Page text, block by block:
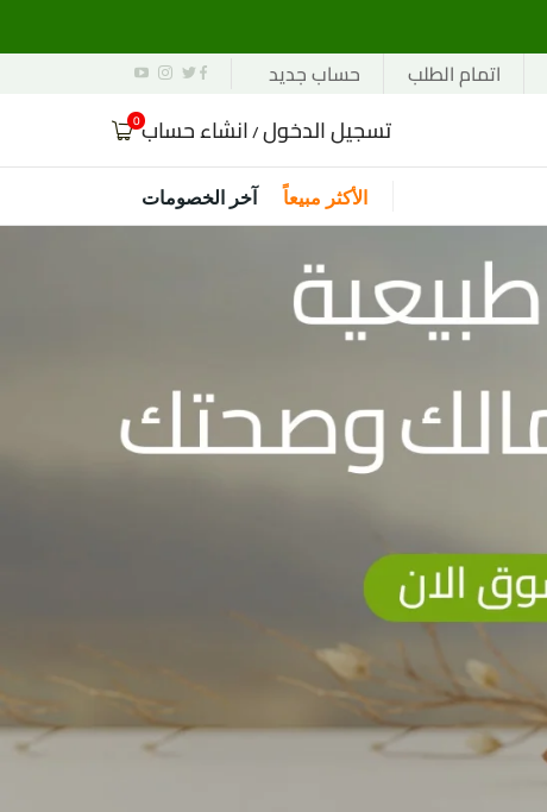
اتمام الطلب حساب جديد
تسجيل الدخول/انشاء حساب0
الأكثر مبيعاً آخر الخصومات